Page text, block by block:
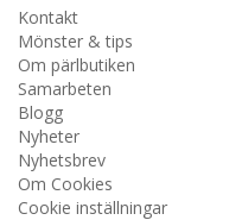
Kontakt
Mönster & tips
Om pärlbutiken
Samarbeten
Blogg
Nyheter
Nyhetsbrev
Om Cookies
Cookie inställningar